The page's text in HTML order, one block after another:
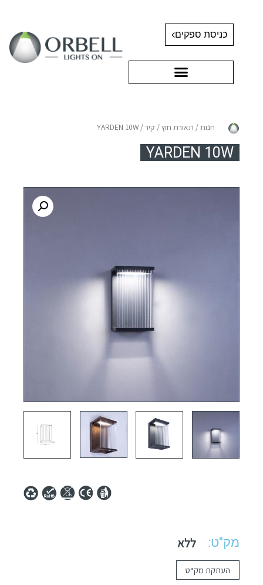
כניסת ספקים
חנות / תאורת חוץ/ קיר/ YARDEN 10W
YARDEN 10W
מק"ט: ללא
העתקת מק“ט